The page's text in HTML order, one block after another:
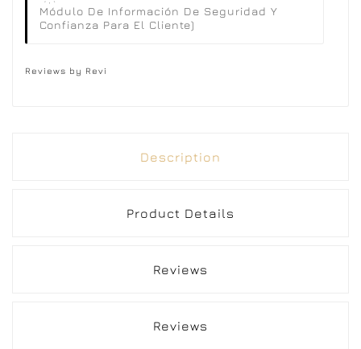
Módulo De Información De Seguridad Y
Confianza Para El Cliente)
Reviews by Revi
Description
Product Details
Reviews
Reviews